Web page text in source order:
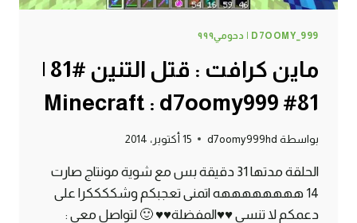
D7OOMY_999 | دحومي٩٩٩
ماين كرافت : قتل التنين #81 |
81# Minecraft : d7oomy999
بواسطة d7oomy999hd 15 أكتوبر، 2014
الحلقة مدتها 31 دقيقة بس مع شوية مونتاج صارت
14 ههههههههه اتمنى تعجبكم وشككككرا على
دعمكم لا تنسى ♥♥المفضلة♥♥ 🙂 لتواصل معي :